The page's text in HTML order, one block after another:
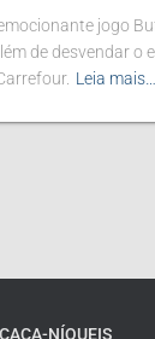
jogo
de desvendar o
Leia mais…
CAÇA-NÍQUEIS